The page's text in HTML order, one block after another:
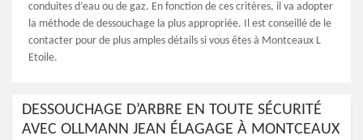
conduites d’eau ou de gaz. En fonction de ces critères, il va adopter
la méthode de dessouchage la plus appropriée. Il est conseillé de le
contacter pour de plus amples détails si vous êtes à Montceaux L
Etoile.
DESSOUCHAGE D’ARBRE EN TOUTE SÉCURITÉ
AVEC OLLMANN JEAN ÉLAGAGE À MONTCEAUX